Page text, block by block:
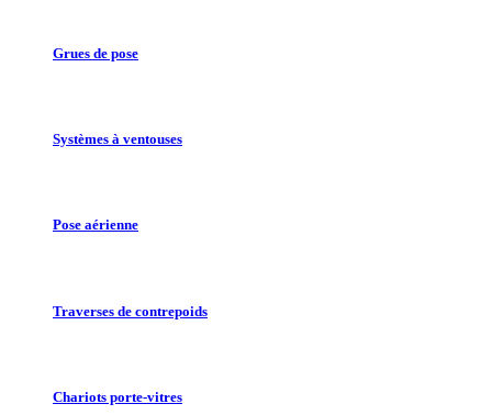
Grues de pose
Systèmes à ventouses
Pose aérienne
Traverses de contrepoids
Chariots porte-vitres